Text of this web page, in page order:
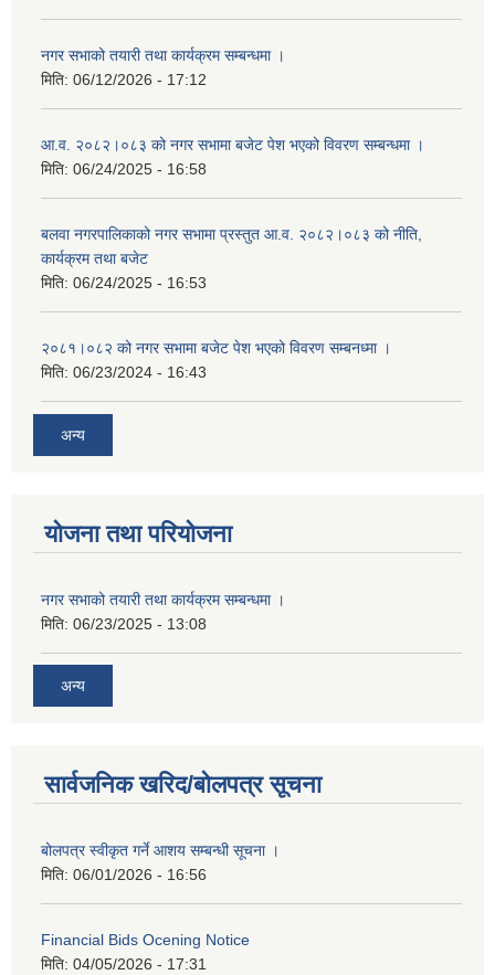
नगर सभाको तयारी तथा कार्यक्रम सम्बन्धमा ।
मिति: 06/12/2026 - 17:12
आ.व. २०८२।०८३ को नगर सभामा बजेट पेश भएको विवरण सम्बन्धमा ।
मिति: 06/24/2025 - 16:58
बलवा नगरपालिकाको नगर सभामा प्रस्तुत आ.व. २०८२।०८३ को नीति,
कार्यक्रम तथा बजेट
मिति: 06/24/2025 - 16:53
२०८१।०८२ को नगर सभामा बजेट पेश भएको विवरण सम्बनध्मा ।
मिति: 06/23/2024 - 16:43
अन्य
योजना तथा परियोजना
नगर सभाको तयारी तथा कार्यक्रम सम्बन्धमा ।
मिति: 06/23/2025 - 13:08
अन्य
सार्वजनिक खरिद/बोलपत्र सूचना
बोलपत्र स्वीकृत गर्ने आशय सम्बन्धी सूचना ।
मिति: 06/01/2026 - 16:56
Financial Bids Ocening Notice
मिति: 04/05/2026 - 17:31